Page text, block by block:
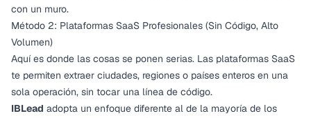
con un muro.
Método 2: Plataformas SaaS Profesionales (Sin Código, Alto
Volumen)
Aquí es donde las cosas se ponen serias. Las plataformas SaaS
te permiten extraer ciudades, regiones o países enteros en una
sola operación, sin tocar una línea de código.
IBLead adopta un enfoque diferente al de la mayoría de los